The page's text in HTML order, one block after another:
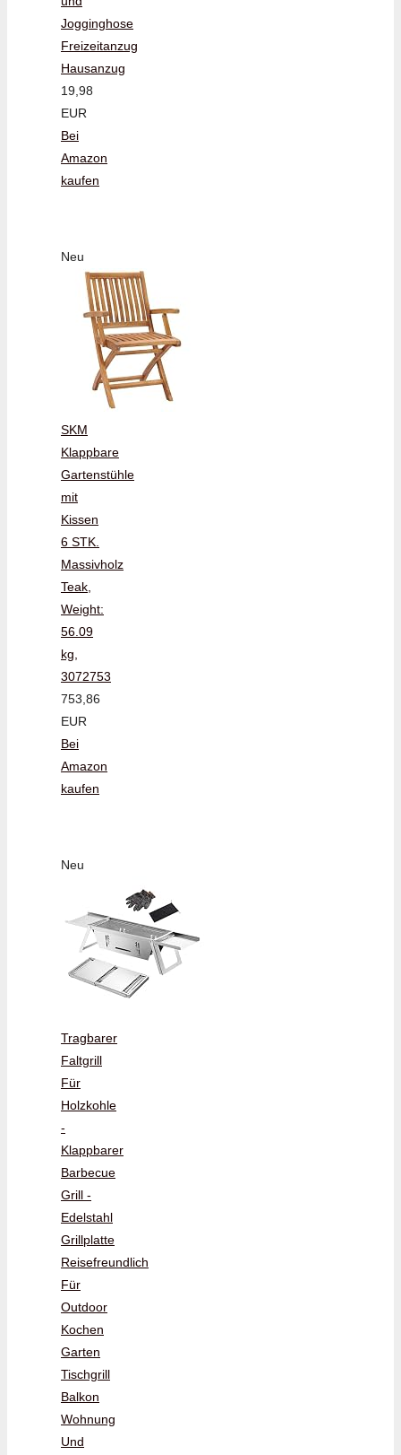
Jogginghose
Freizeitanzug
Hausanzug
19,98
EUR
Bei
Amazon
kaufen
Neu
SKM
Klappbare
Gartenstühle
mit
Kissen
6 STK.
Massivholz
Teak,
Weight:
56.09
kg,
3072753
753,86
EUR
Bei
Amazon
kaufen
Neu
Tragbarer
Faltgrill
Für
Holzkohle
-
Klappbarer
Barbecue
Grill -
Edelstahl
Grillplatte
Reisefreundlich
Für
Outdoor
Kochen
Garten
Tischgrill
Balkon
Wohnung
Und